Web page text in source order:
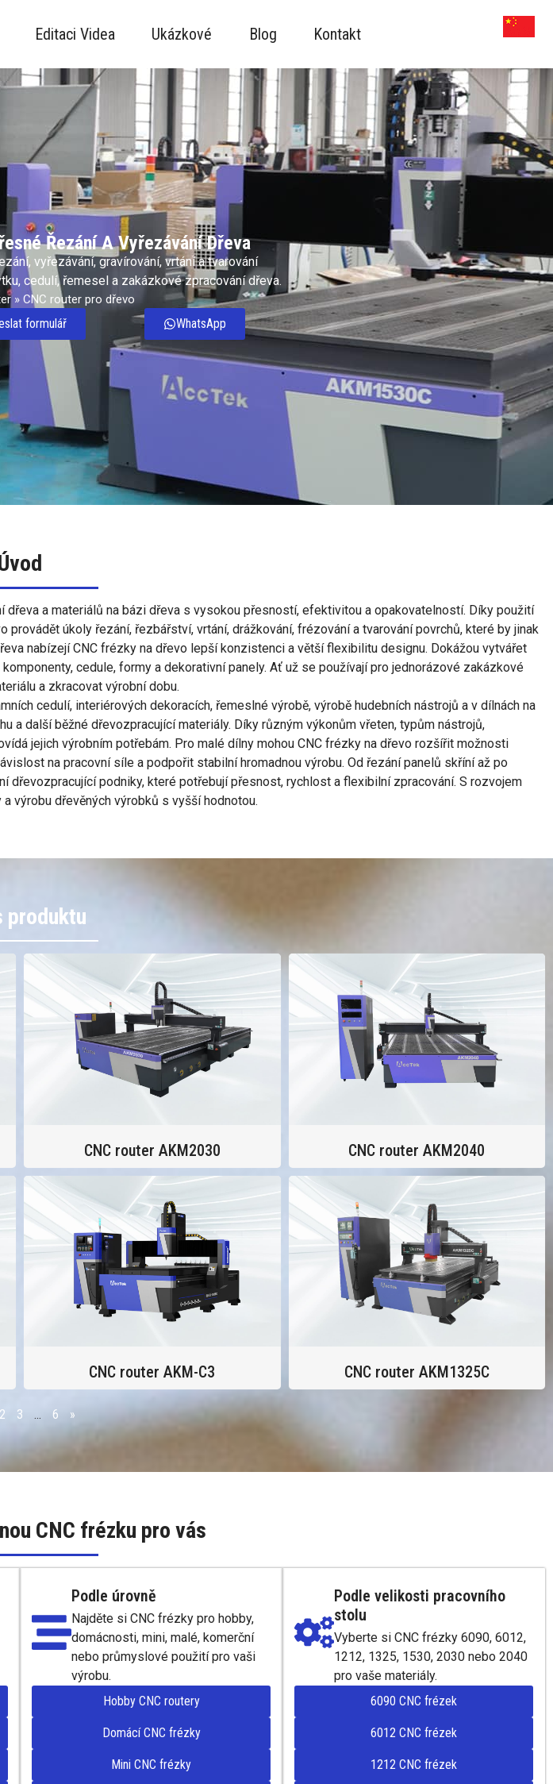
Editaci Videa Ukázkové Blog Kontakt
Řezání A Vyřezávání Dřeva
vyřezávání, gravírování, vrtání a tvarování
cedulí, řemesel a zakázkové zpracování dřeva.
» CNC router pro dřevo
formulář WhatsApp
a materiálů na bázi dřeva s vysokou přesností, efektivitou a opakovatelností. Díky použití
úkoly řezání, řezbářství, vrtání, drážkování, frézování a tvarování povrchů, které by jinak
nabízejí CNC frézky na dřevo lepší konzistenci a větší flexibilitu designu. Dokážou vytvářet
cedule, formy a dekorativní panely. Ať už se používají pro jednorázové zakázkové
a zkracovat výrobní dobu.
cedulí, interiérových dekoracích, řemeslné výrobě, výrobě hudebních nástrojů a v dílnách na
a další běžné dřevozpracující materiály. Díky různým výkonům vřeten, typům nástrojů,
jejich výrobním potřebám. Pro malé dílny mohou CNC frézky na dřevo rozšířit možnosti
na pracovní síle a podpořit stabilní hromadnou výrobu. Od řezání panelů skříní až po
podniky, které potřebují přesnost, rychlost a flexibilní zpracování. S rozvojem
výrobu dřevěných výrobků s vyšší hodnotou.
produktu
CNC router AKM2030 CNC router AKM2040
CNC router AKM-C3 CNC router AKM1325C
2 3 ... 6 »
CNC frézku pro vás
Podle úrovně
Najděte si CNC frézky pro hobby,
domácnosti, mini, malé, komerční
nebo průmyslové použití pro vaši
výrobu.
Hobby CNC routery
Domácí CNC frézky
Mini CNC frézky
Podle velikosti pracovního
stolu
Vyberte si CNC frézky 6090, 6012,
1212, 1325, 1530, 2030 nebo 2040
pro vaše materiály.
6090 CNC frézek
6012 CNC frézek
1212 CNC frézek